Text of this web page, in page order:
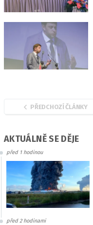
PŘEDCHOZÍ ČLÁNKY
AKTUÁLNĚ SE DĚJE
před 1 hodinou
před 2 hodinami